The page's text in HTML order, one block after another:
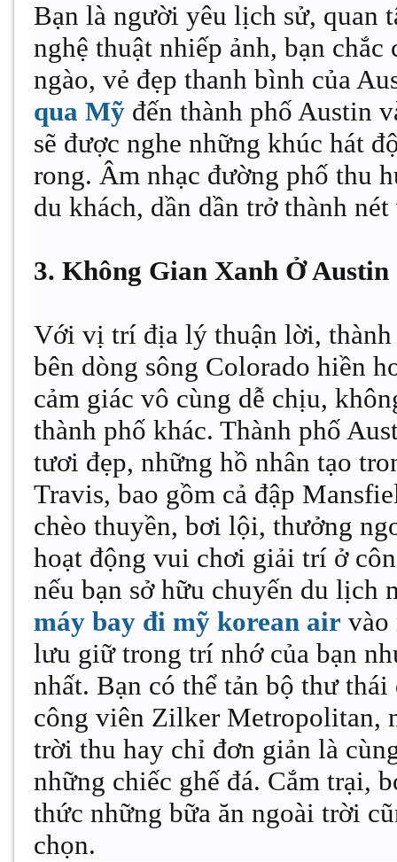
Bạn là người yêu lịch sử, quan
nghệ thuật nhiếp ảnh, bạn chắc
ngào, vẻ đẹp thanh bình của
qua Mỹ đến thành phố Austin
sẽ được nghe những khúc hát
rong. Âm nhạc đường phố thu
du khách, dần dần trở thành
3. Không Gian Xanh Ở Austin
Với vị trí địa lý thuận lời, thành
bên dòng sông Colorado hiền
cảm giác vô cùng dễ chịu,
thành phố khác. Thành phố
tươi đẹp, những hồ nhân tạo
Travis, bao gồm cả đập
chèo thuyền, bơi lội, thưởng
hoạt động vui chơi giải trí ở
nếu bạn sở hữu chuyến du lịch
máy bay đi mỹ korean air vào
lưu giữ trong trí nhớ của bạn
nhất. Bạn có thể tản bộ thư
công viên Zilker Metropolitan,
trời thu hay chỉ đơn giản là
những chiếc ghế đá. Cắm trại,
thức những bữa ăn ngoài trời
chọn.